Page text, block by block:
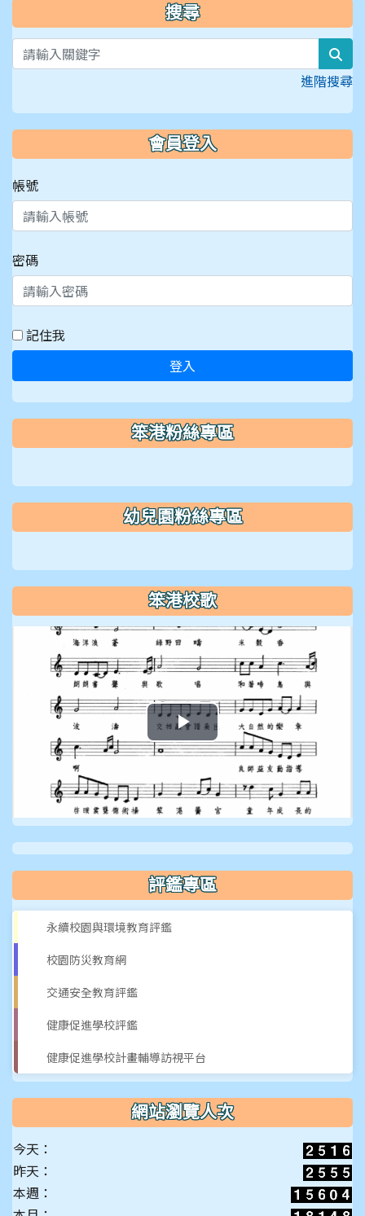
搜尋
進階搜尋
會員登入
帳號
密碼
記住我
登入
笨港粉絲專區
幼兒園粉絲專區
笨港校歌
播
放
影
片
評鑑專區
永續校園與環境教育評鑑
校園防災教育網
交通安全教育評鑑
健康促進學校評鑑
健康促進學校計畫輔導訪視平台
網站瀏覽人次
今天：
昨天：
本週：